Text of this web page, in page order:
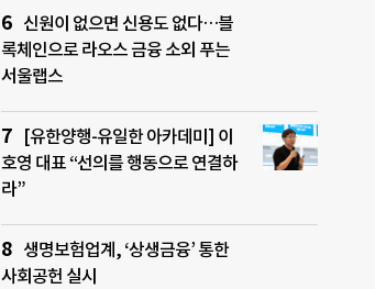
신원이 없으면 신용도 없다…블
록체인으로 라오스 금융 소외 푸는
서울랩스
[유한양행-유일한 아카데미] 이
호영 대표 “선의를 행동으로 연결하
라”
생명보험업계, ‘상생금융’ 통한
사회공헌 실시